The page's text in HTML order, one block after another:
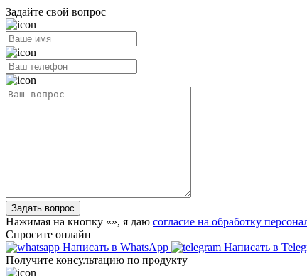
Задайте свой вопрос
Задать вопрос
Нажимая на кнопку «», я даю согласие на обработку
Спросите онлайн
Написать в WhatsApp
Написать в
Получите консультацию по продукту